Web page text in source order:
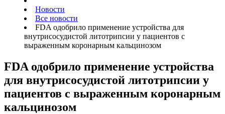
Новости
Все новости
FDA одобрило применение устройства для
внутрисосудистой литотрипсии у пациентов с
выраженным коронарным кальцинозом
FDA одобрило применение устройства
для внутрисосудистой литотрипсии у
пациентов с выраженным коронарным
кальцинозом